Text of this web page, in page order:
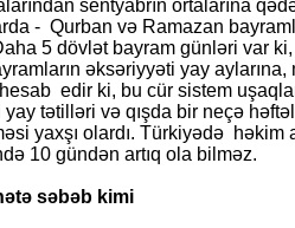
sentyabrın ortalarına
- Qurban və Ramazan
5 dövlət bayram günləri var
əksəriyyəti yay
edir ki, bu cür sistem
yay tətilləri və qışda bir neçə
yaxşı olardı. Türkiyədə həkim
10 gündən artıq ola bilməz.
səbəb kimi